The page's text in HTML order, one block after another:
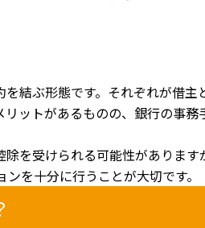
結ぶ形態です。それぞれが借主
ットがあるものの、銀行の事務
を受けられる可能性があります
を十分に行うことが大切です。